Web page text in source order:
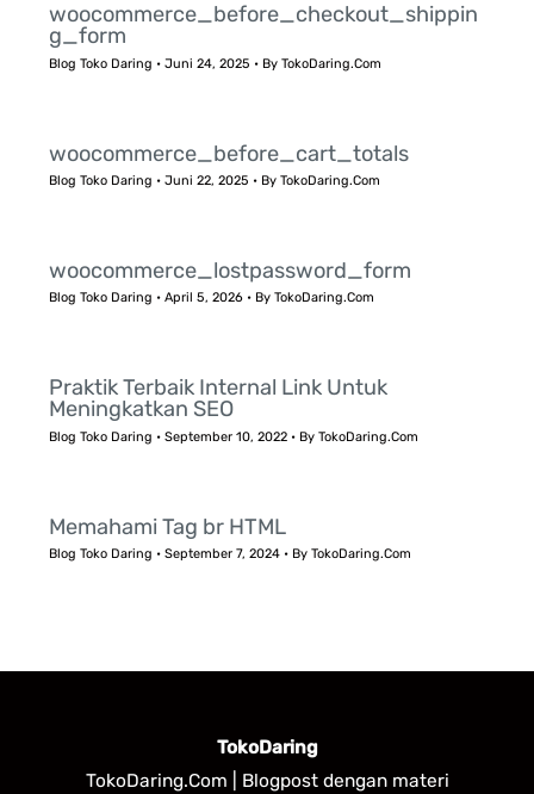
woocommerce_before_checkout_shippin
g_form
Blog Toko Daring •Juni 24, 2025 • ByTokoDaring.Com
woocommerce_before_cart_totals
Blog Toko Daring •Juni 22, 2025 • ByTokoDaring.Com
woocommerce_lostpassword_form
Blog Toko Daring •April 5, 2026 • ByTokoDaring.Com
Praktik Terbaik Internal Link Untuk
Meningkatkan SEO
Blog Toko Daring •September 10, 2022 • ByTokoDaring.Com
Memahami Tag br HTML
Blog Toko Daring •September 7, 2024 • ByTokoDaring.Com
TokoDaring
TokoDaring.Com | Blogpost dengan materi